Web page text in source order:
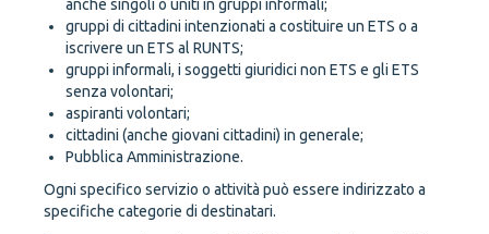
anche singoli o uniti in gruppi informali;
gruppi di cittadini intenzionati a costituire un ETS o a
iscrivere un ETS al RUNTS;
gruppi informali, i soggetti giuridici non ETS e gli ETS
senza volontari;
aspiranti volontari;
cittadini (anche giovani cittadini) in generale;
Pubblica Amministrazione.
Ogni specifico servizio o attività può essere indirizzato a
specifiche categorie di destinatari.